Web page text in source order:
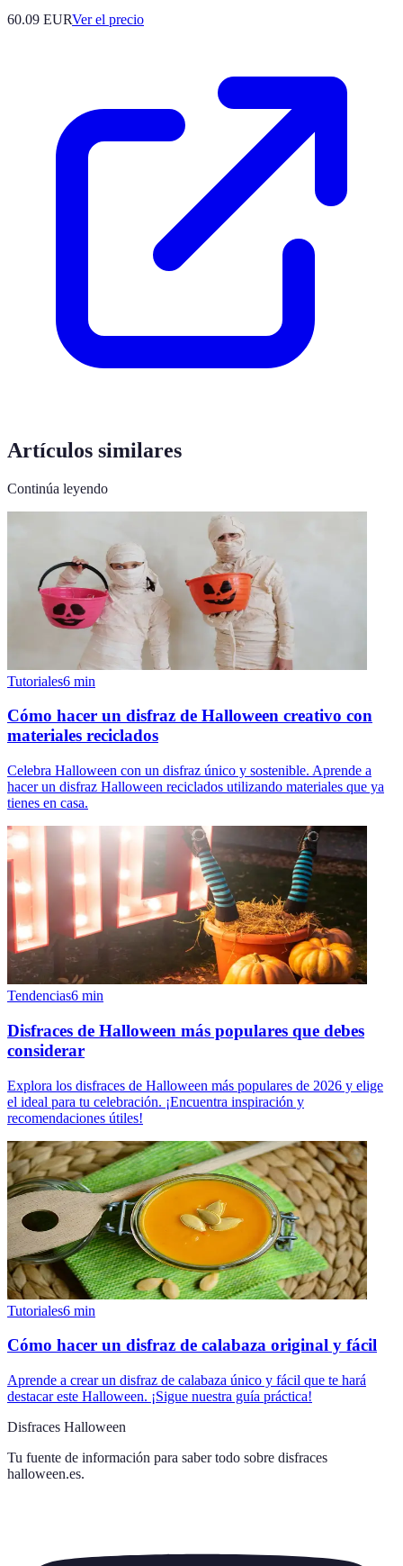
60.09 EURVer el precio
Artículos similares
Continúa leyendo
Tutoriales6 min
Cómo hacer un disfraz de Halloween creativo con
materiales reciclados
Celebra Halloween con un disfraz único y sostenible. Aprende a
hacer un disfraz Halloween reciclados utilizando materiales que ya
tienes en casa.
Tendencias6 min
Disfraces de Halloween más populares que debes
considerar
Explora los disfraces de Halloween más populares de 2026 y elige
el ideal para tu celebración. ¡Encuentra inspiración y
recomendaciones útiles!
Tutoriales6 min
Cómo hacer un disfraz de calabaza original y fácil
Aprende a crear un disfraz de calabaza único y fácil que te hará
destacar este Halloween. ¡Sigue nuestra guía práctica!
Disfraces Halloween
Tu fuente de información para saber todo sobre disfraces
halloween.es.